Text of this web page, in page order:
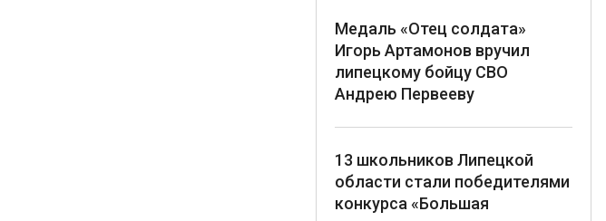
Медаль «Отец солдата»
Игорь Артамонов вручил
липецкому бойцу СВО
Андрею Первееву
13 школьников Липецкой
области стали победителями
конкурса «Большая